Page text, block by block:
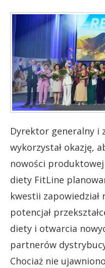
Dyrektor generalny i
wykorzystał okazję,
nowości
diety FitLine
kwestii zapowiedział
potencjał
diety i otwarcia
partnerów
Chociaż nie